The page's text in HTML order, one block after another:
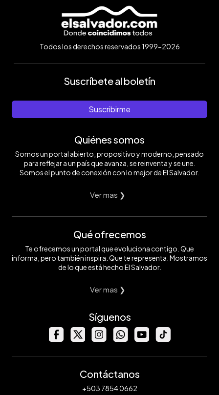
Todos los derechos reservados 1999-2026
Suscríbete al boletín
Suscribirme
Quiénes somos
Somos un portal abierto, propositivo y moderno, pensado
para reflejar a un país que avanza, se reinventa y se une.
Somos el punto de conexión con lo mejor de El Salvador.
Ver mas ❯
Qué ofrecemos
Te ofrecemos un portal que evoluciona contigo. Que
informa, pero también inspira. Que te representa. Mostramos
de lo que está hecho El Salvador.
Ver mas ❯
Síguenos
Contáctanos
+503 7854 0662